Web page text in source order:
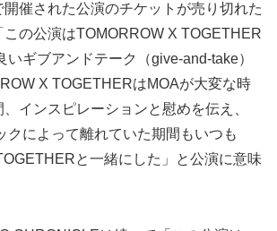
開催された公演のチケットが売り切れた
この公演はTOMORROW X TOGETHER
いギブアンドテーク（give-and-take）
X TOGETHERはMOAが大変な時
インスピレーションと慰めを伝え、
クによって離れていた期間もいつも
と一緒にした」と公演に意味